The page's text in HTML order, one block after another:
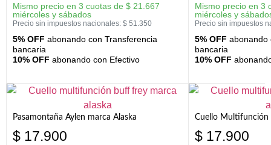
Mismo precio en 3 cuotas de $ 21.667
miércoles y sábados
Precio sin impuestos nacionales: $ 51.350
5% OFF abonando con Transferencia
bancaria
10% OFF abonando con Efectivo
Mismo precio en 3
miércoles y
Precio sin impuestos
5% OFF abonando
bancaria
10% OFF
Pasamontaña Aylen marca Alaska
$ 17.900
Cuello Multifunción
$ 17.900